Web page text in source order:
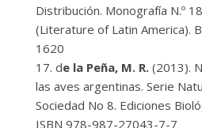
Distribución. Monografía N.º
(Literature of Latin America).
1620
de la Peña, M. R. (2013).
las aves argentinas. Serie
Sociedad No 8. Ediciones
ISBN 978-987-27043-7-7